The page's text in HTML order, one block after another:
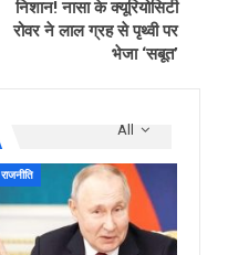
निशान! नासा के क्यूरियोसिटी
रोवर ने लाल ग्रह से पृथ्वी पर
भेजा ‘सबूत’
All
राजनीति